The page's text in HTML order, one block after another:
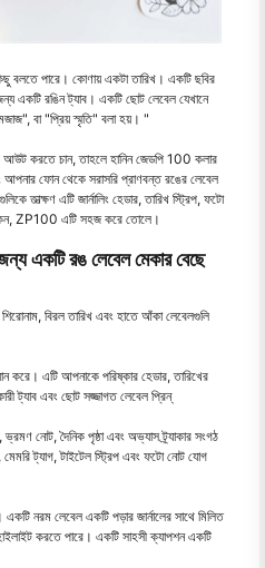
বলতে পারে। কোণায় একটা তারিখ। একটি ছবির
একটি রঙিন ট্যাব। একটি ছোট লেবেল যেখানে
বা "প্রিয় স্মৃতি" বলা হয়। "
আউট করতে চান, তাহলে হানিন জেডপি 100 কলার
আপনার ফোন থেকে সরাসরি প্রাণবন্ত রঙের লেবেল
তাত্ক্ষণ এটি জার্নালিং হেডার, তারিখ স্ট্রিপ, ফটো
কেন, ZP100 এটি সহজ করে তোলে।
জন্য একটি রঙ লেবেল মেকার বেছে
বিরল তারিখ এবং হাতে আঁকা লেবেলগুলি
করে। এটি আপনাকে পরিষ্কার হেডার, তারিখের
ট্যাব এবং ছোট সজ্জাগত লেবেল প্রিন্
ভ্রমণ নোট, দৈনিক পৃষ্ঠা এবং অভ্যাস ট্র্যাকার সংগঠ
মেমরি ট্যাগ, টাইটেল স্ট্রিপ এবং ফটো নোট যোগ
নরম লেবেল একটি পড়ার জার্নালের সাথে মিলিত
করতে পারে। একটি সাহসী ক্যাপশন একটি